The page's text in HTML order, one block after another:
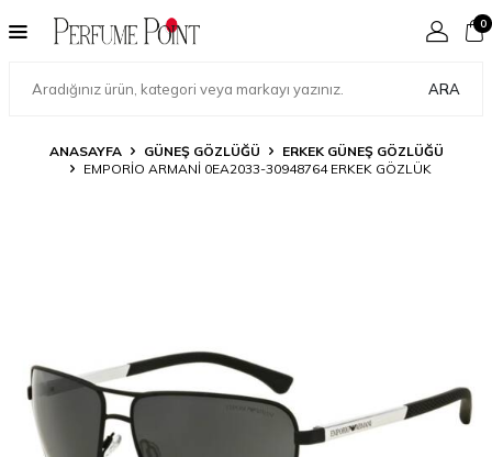
ARA
0
ANASAYFA GÜNEŞ GÖZLÜĞÜ
ERKEK GÜNEŞ GÖZLÜĞÜ
EMPORIO ARMANI 0EA2033-30948764 ERKEK GÖZLÜK